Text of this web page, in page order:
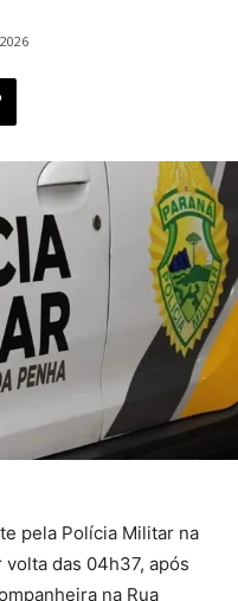
pela Polícia Militar na
das 04h37, após
na Rua